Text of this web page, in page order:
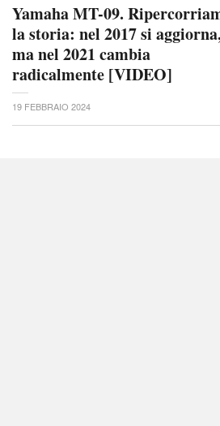
Yamaha MT-09.
la storia: nel 2017 si
ma nel 2021 cambia
radicalmente [VIDEO]
19 FEBBRAIO 2024